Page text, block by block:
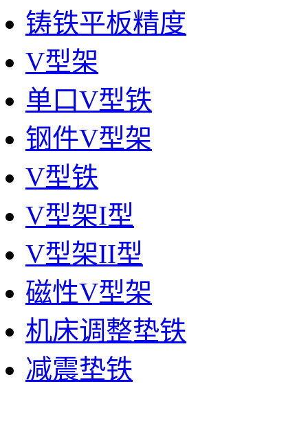
铸铁平板精度
V型架
单口V型铁
钢件V型架
V型铁
V型架I型
V型架II型
磁性V型架
机床调整垫铁
减震垫铁